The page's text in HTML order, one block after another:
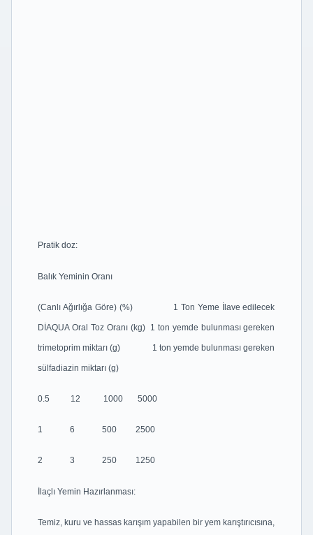
Pratik doz:
Balık Yeminin Oranı
(Canlı Ağırlığa Göre) (%) 1 Ton Yeme İlave edilecek
DİAQUA Oral Toz Oranı (kg) 1 ton yemde bulunması gereken
trimetoprim miktarı (g) 1 ton yemde bulunması gereken
sülfadiazin miktarı (g)
0.5 12 1000 5000
1 6 500 2500
2 3 250 1250
İlaçlı Yemin Hazırlanması:
Temiz, kuru ve hassas karışım yapabilen bir yem karıştırıcısına,